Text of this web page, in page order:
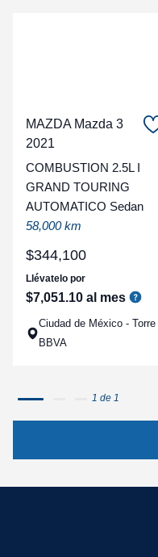
MAZDA Mazda 3
2021
COMBUSTION 2.5L I
GRAND TOURING
AUTOMATICO Sedan
58,000 km
$344,100
Llévatelo por
$7,051.10 al mes
Ciudad de México - Torre
BBVA
1 de 1